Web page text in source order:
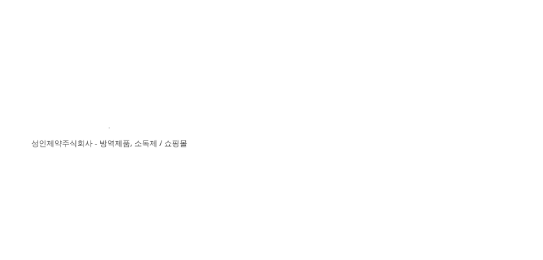
성인제약주식회사 - 방역제품, 소독제 / 쇼핑몰